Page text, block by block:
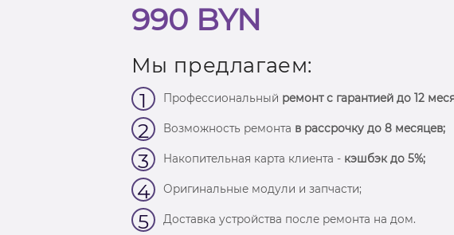
990 BYN
Мы предлагаем:
1 Профессиональный ремонт с гарантией до 12
2 Возможность ремонта в рассрочку до 8 месяцев;
3 Накопительная карта клиента - кэшбэк до 5%;
4 Оригинальные модули и запчасти;
5 Доставка устройства после ремонта на дом.